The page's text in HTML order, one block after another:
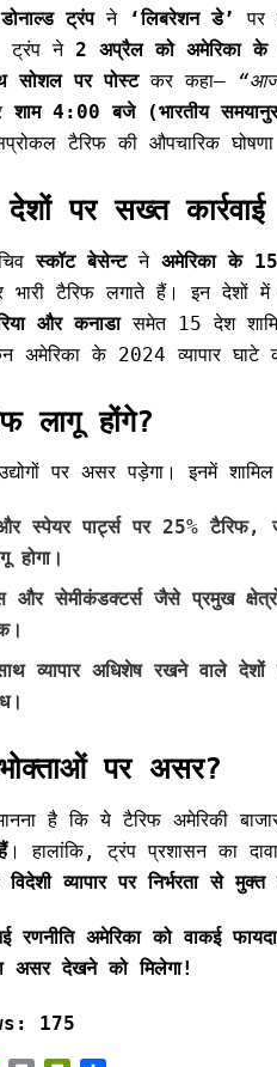
डोनाल्ड ट्रंपने ‘लिबरेशन डे’ पर
ट्रंप ने 2 अप्रैल को अमेरिका के
सोशल पर पोस्टकर कहा—
शाम 4:00 बजे (भारतीय
टैरिफ की औपचारिक
पर सख्त कार्रवाई
स्कॉट बेसेन्टने अमेरिका के
भारी टैरिफ लगाते हैं। इन देशों
और कनाडासमेत 15 देश
अमेरिका के 2024 व्यापार घाटे
लागू होंगे?
पर असर पड़ेगा। इनमें
स्पेयर पार्ट्सपर 25% टैरिफ,
होगा।
और सेमीकंडक्टर्सजैसे प्रमुख
व्यापार अधिशेष रखने वाले
पर असर?
मानना है कि ये टैरिफ अमेरिकी
। हालांकि, ट्रंप प्रशासन का
व्यापार पर निर्भरता से मुक्त
अमेरिका को वाकई
असर देखने को मिलेगा!
175